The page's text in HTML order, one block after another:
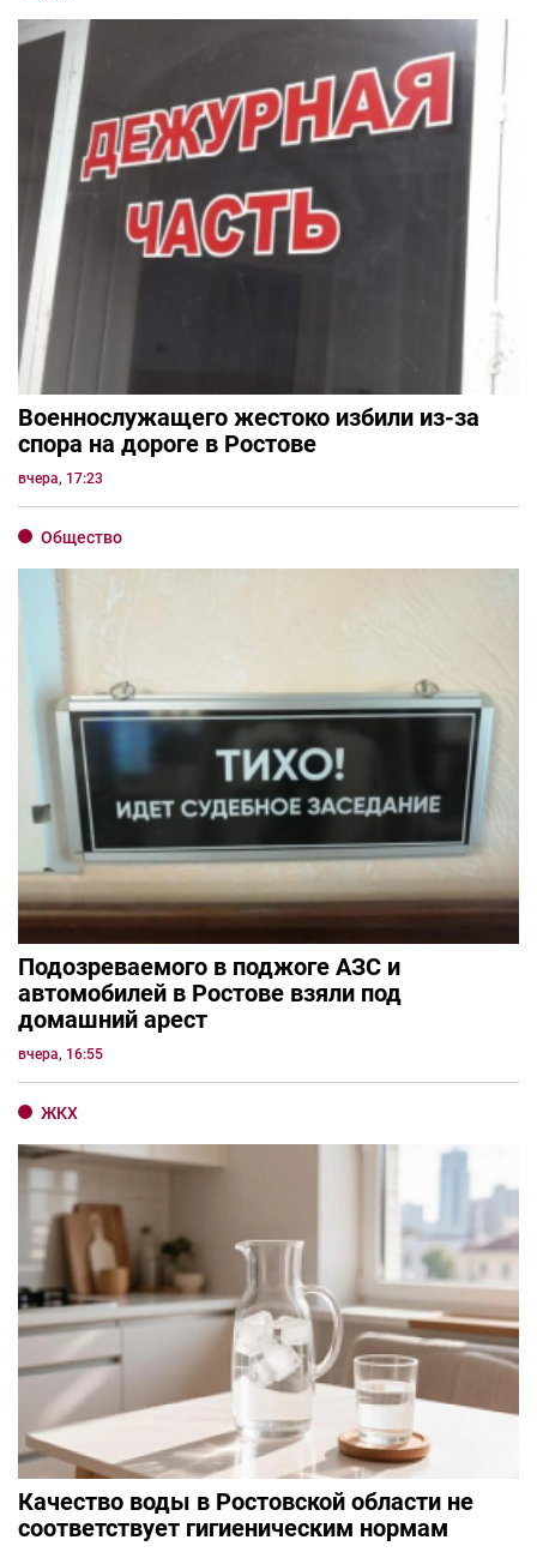
Военнослужащего жестоко избили из-за
спора на дороге в Ростове
вчера, 17:23
Общество
Подозреваемого в поджоге АЗС и
автомобилей в Ростове взяли под
домашний арест
вчера, 16:55
ЖКХ
Качество воды в Ростовской области не
соответствует гигиеническим нормам